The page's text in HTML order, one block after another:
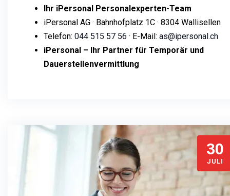
Ihr iPersonal Personalexperten-Team
iPersonal AG · Bahnhofplatz 1C · 8304 Wallisellen
Telefon: 044 515 57 56 · E-Mail: as@ipersonal.ch
iPersonal – Ihr Partner für Temporär und
Dauerstellenvermittlung
30
JULI